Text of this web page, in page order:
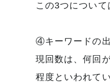
この3つについ
④キーワードの
現回数は、何回
程度といわれてい